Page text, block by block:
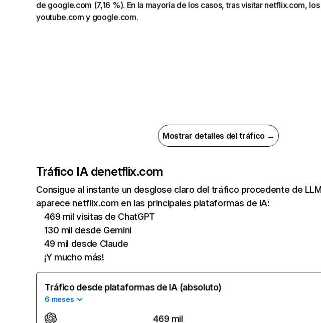
de google.com (7,16 %). En la mayoría de los casos, tras visitar netflix.com,
youtube.com y google.com.
Mostrar detalles del tráfico →
Tráfico IA denetflix.com
Consigue al instante un desglose claro del tráfico procedente de
aparece netflix.com en las principales plataformas de IA:
469 mil visitas de ChatGPT
130 mil desde Gemini
49 mil desde Claude
¡Y mucho más!
Tráfico desde plataformas de IA (absoluto)
6 meses
469 mil